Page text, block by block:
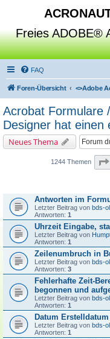
Freies ADOBE®
FAQ
Foren-Übersicht <>Adobe Acrobat ( 3D /
Acrobat Formulare
Designer hat einen
Neues Thema
1244 Themen
Antworten im
Letzter Beitrag von bds-
Antworten: 1
Uhrzeit Eingabe,
Letzter Beitrag von
Antworten: 1
Zeilenumbruch in
Letzter Beitrag von bds-
Antworten: 3
Fehlerhafte Zeit-
begonnen und
Letzter Beitrag von bds-
Antworten: 1
Datum
Letzter Beitrag von bds-
Antworten: 1